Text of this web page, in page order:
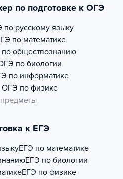
по подготовке к ОГЭ
русскому языку
по математике
обществознанию
по биологии
по информатике
ОГЭ по физике
к ЕГЭ
ЕГЭ по математике
ЕГЭ по биологии
ЕГЭ по физике